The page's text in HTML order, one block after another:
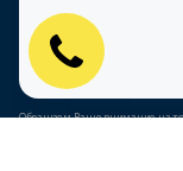
Публичная оферта на
использование ПЭП
Обращаем Ваше внимание на